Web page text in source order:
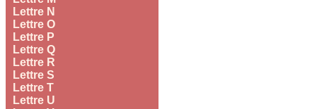
Lettre N
Lettre O
Lettre P
Lettre Q
Lettre R
Lettre S
Lettre T
Lettre U